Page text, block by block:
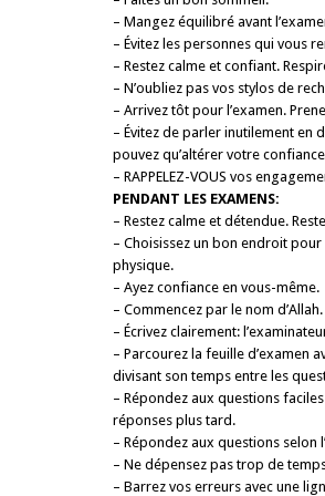
– Mangez équilibré avant
– Évitez les personnes qui vous
– Restez calme et confiant.
– N’oubliez pas vos stylos de
– Arrivez tôt pour l’examen.
– Évitez de parler inutilement en
pouvez qu’altérer votre
– RAPPELEZ-VOUS vos
PENDANT LES EXAMENS:
– Restez calme et détendue.
– Choisissez un bon endroit
physique.
– Ayez confiance en vous-même.
– Commencez par le nom d’Allah.
– Écrivez clairement:
– Parcourez la feuille d’examen
divisant son temps entre les
– Répondez aux questions
réponses plus tard.
– Répondez aux questions selon
– Ne dépensez pas trop de
– Barrez vos erreurs avec une